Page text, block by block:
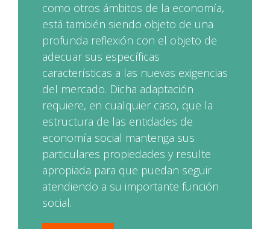
como otros ámbitos de la economía,
está también siendo objeto de una
profunda reflexión con el objeto de
adecuar sus específicas
características a las nuevas exigencias
del mercado. Dicha adaptación
requiere, en cualquier caso, que la
estructura de las entidades de
economía social mantenga sus
particulares propiedades y resulte
apropiada para que puedan seguir
atendiendo a su importante función
social.